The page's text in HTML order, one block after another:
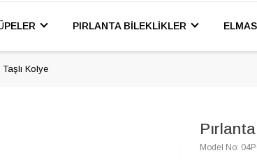
PIRLANTA BİLEKLİKLER
Kolye
Model No: